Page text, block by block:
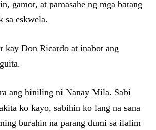
gamot, at pamasahe ng mga batang
sa eskwela.
kay Don Ricardo at inabot ang
ang hiniling ni Nanay Mila. Sabi
ko kayo, sabihin ko lang na sana
burahin na parang dumi sa ilalim